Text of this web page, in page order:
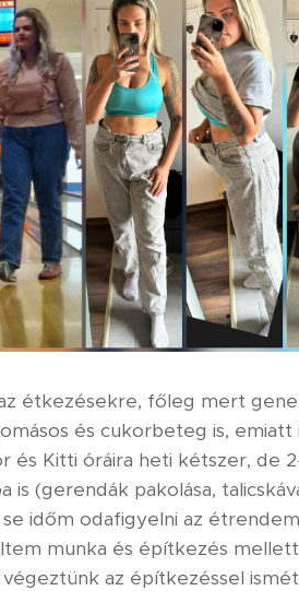
étkezésekre, főleg mert
és cukorbeteg is,
és Kitti óráira heti kétszer, de
is (gerendák pakolása,
időm odafigyelni az
munka és építkezés
az építkezéssel